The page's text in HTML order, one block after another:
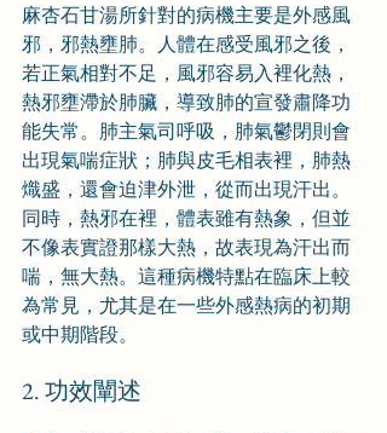
麻杏石甘湯所針對的病機主要是外感風
邪，邪熱壅肺。人體在感受風邪之後，
若正氣相對不足，風邪容易入裡化熱，
熱邪壅滯於肺臟，導致肺的宣發肅降功
能失常。肺主氣司呼吸，肺氣鬱閉則會
出現氣喘症狀；肺與皮毛相表裡，肺熱
熾盛，還會迫津外泄，從而出現汗出。
同時，熱邪在裡，體表雖有熱象，但並
不像表實證那樣大熱，故表現為汗出而
喘，無大熱。這種病機特點在臨床上較
為常見，尤其是在一些外感熱病的初期
或中期階段。
2. 功效闡述